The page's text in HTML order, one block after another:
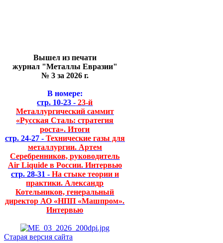
Вышел из печати
журнал "Металлы Евразии"
№ 3 за 2026 г.
В номере:
стр. 10-23 - 23-й
Металлургический саммит
«Русская Сталь: стратегия
роста». Итоги
стр. 24-27 - Технические газы для
металлургии. Артем
Серебренников, руководитель
Air Liquide в России. Интервью
стр. 28-31 - На стыке теории и
практики. Александр
Котельников, генеральный
директор АО «НПП «Машпром».
Интервью
Старая версия сайта